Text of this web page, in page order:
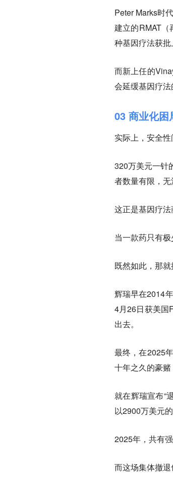
Peter Marks时
建立的RMAT
种基因疗法获批
而新上任的
会延缓基因疗
03 商业化困
实际上，安全
320万美元一针
者数量有限，无
这正是基因疗法
当一款药只有
既然如此，那就
辉瑞早在2014
4月26日获美国
出去。
最终，在2025
十年之久的豪赌
就在辉瑞宣布“
以2900万美元
2025年，共有
而这场集体撤退